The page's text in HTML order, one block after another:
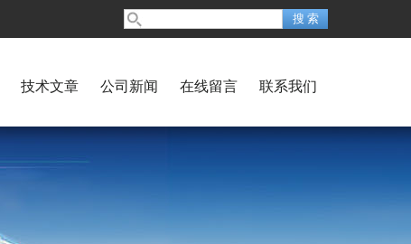
技术文章 公司新闻 在线留言 联系我们